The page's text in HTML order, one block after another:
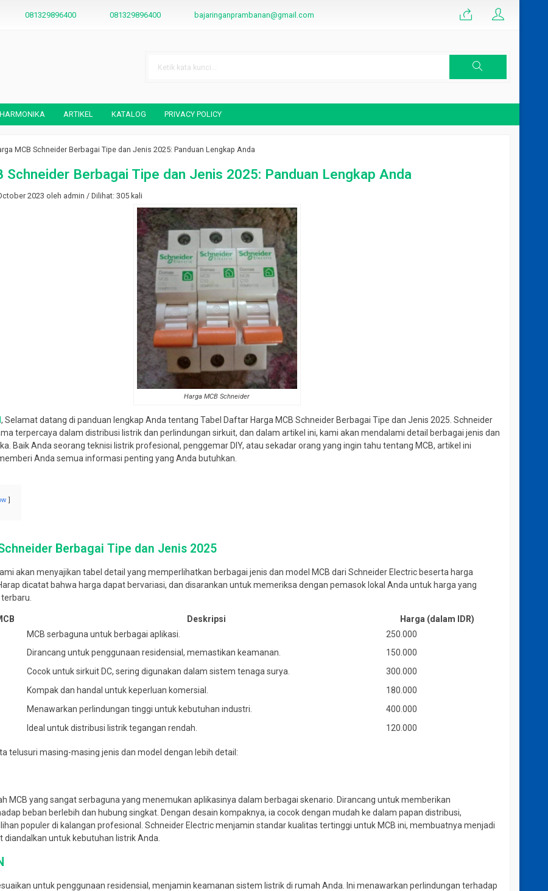
081329896400 081329896400 bajaringanprambanan@gmail.com
ARTIKEL KATALOG PRIVACY POLICY
MCB Schneider Berbagai Tipe dan Jenis 2025: Panduan Lengkap Anda
Schneider Berbagai Tipe dan Jenis 2025: Panduan Lengkap Anda
2023 oleh admin / Dilihat: 305 kali
Harga MCB Schneider
, Selamat datang di panduan lengkap Anda tentang Tabel Daftar Harga MCB Schneider Berbagai Tipe dan Jenis 2025. Schneider
terpercaya dalam distribusi listrik dan perlindungan sirkuit, dan dalam artikel ini, kami akan mendalami detail berbagai jenis dan
Baik Anda seorang teknisi listrik profesional, penggemar DIY, atau sekadar orang yang ingin tahu tentang MCB, artikel ini
Anda semua informasi penting yang Anda butuhkan.
Berbagai Tipe dan Jenis 2025
akan menyajikan tabel detail yang memperlihatkan berbagai jenis dan model MCB dari Schneider Electric beserta harga
dicatat bahwa harga dapat bervariasi, dan disarankan untuk memeriksa dengan pemasok lokal Anda untuk harga yang
Deskripsi
Harga (dalam IDR)
MCB serbaguna untuk berbagai aplikasi.
250.000
Dirancang untuk penggunaan residensial, memastikan keamanan.
150.000
Cocok untuk sirkuit DC, sering digunakan dalam sistem tenaga surya.
300.000
Kompak dan handal untuk keperluan komersial.
180.000
Menawarkan perlindungan tinggi untuk kebutuhan industri.
400.000
Ideal untuk distribusi listrik tegangan rendah. 120.000
telusuri masing-masing jenis dan model dengan lebih detail:
MCB yang sangat serbaguna yang menemukan aplikasinya dalam berbagai skenario. Dirancang untuk memberikan
beban berlebih dan hubung singkat. Dengan desain kompaknya, ia cocok dengan mudah ke dalam papan distribusi,
populer di kalangan profesional. Schneider Electric menjamin standar kualitas tertinggi untuk MCB ini, membuatnya menjadi
diandalkan untuk kebutuhan listrik Anda.
untuk penggunaan residensial, menjamin keamanan sistem listrik di rumah Anda. Ini menawarkan perlindungan terhadap
Baja Ringan Prambanan Sebagai
Distributor Baja Ringan Boyolali
Tersedia
Daftar Harga Kabel Listrik Per Meter
Semua Merk Terbaru